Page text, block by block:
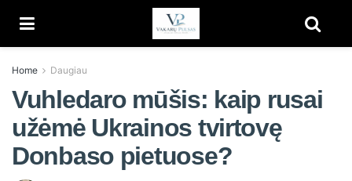
Home Daugiau
Vuhledaro mūšis: kaip rusai
užėmė Ukrainos tvirtovę
Donbaso pietuose?